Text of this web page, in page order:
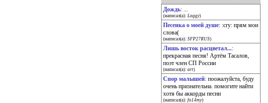
Дождь: ...
(написал(а): Loggy)
Песенка о моей душе: :cry: прям мои
слова(
(написал(а): SFP27RUS)
Лишь восток расцветал...:
прекрасная песня! Артём Тасалов,
поэт член СП России
(написал(а): art)
Спор малышей: поожалуйста, буду
очень признательна. помогите найти
хотя бы аккорды песни
(написал(а): fo14my)